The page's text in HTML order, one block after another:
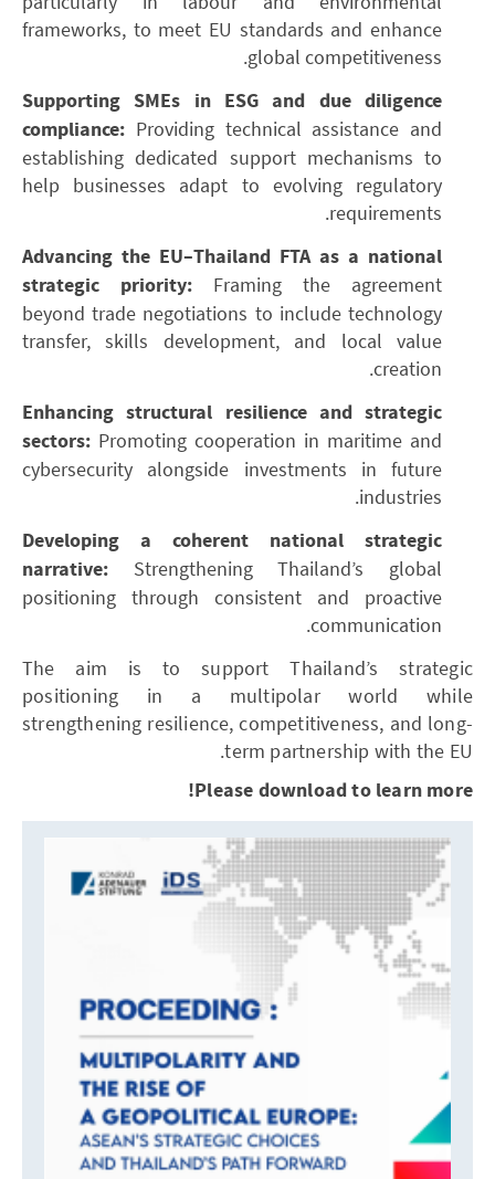
frameworks, to meet EU standards and enhance
global competitiveness.
Supporting SMEs in ESG and due diligence
compliance: Providing technical assistance and
establishing dedicated support mechanisms to
help businesses adapt to evolving regulatory
requirements.
Advancing the EU–Thailand FTA as a national
strategic priority: Framing the agreement
beyond trade negotiations to include technology
transfer, skills development, and local value
creation.
Enhancing structural resilience and strategic
sectors: Promoting cooperation in maritime and
cybersecurity alongside investments in future
industries.
Developing a coherent national strategic
narrative: Strengthening Thailand’s global
positioning through consistent and proactive
communication.
The aim is to support Thailand’s strategic
positioning in a multipolar world while
strengthening resilience, competitiveness, and long-
term partnership with the EU.
Please download to learn more!